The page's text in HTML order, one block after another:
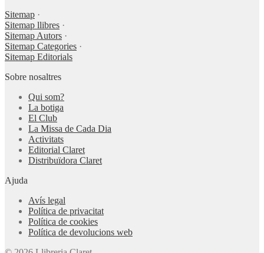
Sitemap ·
Sitemap llibres ·
Sitemap Autors ·
Sitemap Categories ·
Sitemap Editorials
Sobre nosaltres
Qui som?
La botiga
El Club
La Missa de Cada Dia
Activitats
Editorial Claret
Distribuïdora Claret
Ajuda
Avís legal
Política de privacitat
Política de cookies
Política de devolucions web